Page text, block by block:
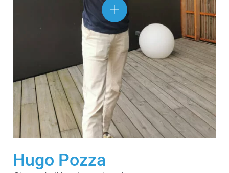
Hugo Pozza